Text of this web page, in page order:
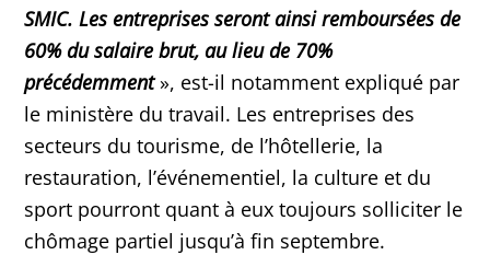
SMIC. Les entreprises seront ainsi remboursées de
60% du salaire brut, au lieu de 70%
précédemment», est-il notamment expliqué par
le ministère du travail. Les entreprises des
secteurs du tourisme, de l’hôtellerie, la
restauration, l’événementiel, la culture et du
sport pourront quant à eux toujours solliciter le
chômage partiel jusqu’à fin septembre.